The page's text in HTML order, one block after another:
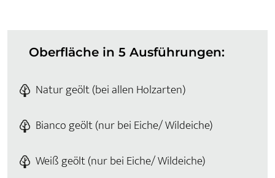
Oberfläche in 5 Ausführungen:
Natur geölt (bei allen Holzarten)
Bianco geölt (nur bei Eiche/ Wildeiche)
Weiß geölt (nur bei Eiche/ Wildeiche)